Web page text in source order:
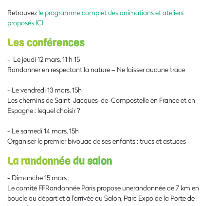
Retrouvez le programme complet des animations et ateliers
proposés ICI
Les conférences
- Le jeudi 12 mars, 11 h 15
Randonner en respectant la nature – Ne laisser aucune trace
- Le vendredi 13 mars, 15h
Les chemins de Saint-Jacques-de-Compostelle en France et en
Espagne : lequel choisir ?
- Le samedi 14 mars, 15h
Organiser le premier bivouac de ses enfants : trucs et astuces
La randonnée du salon
- Dimanche 15 mars:
Le comité FFRandonnée Paris propose unerandonnée de 7 km en
boucle au départ et à l'arrivée du Salon, Parc Expo de la Porte de